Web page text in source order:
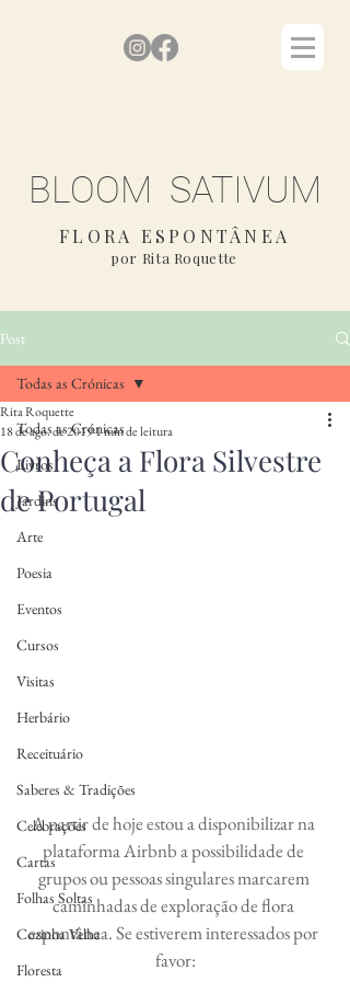
BLOOM SATIVUM
FLORA ESPONTÂNEA
por Rita Roquette
Post
Todas as Crónicas
Livros
Jardins
Arte
Poesia
Eventos
Cursos
Visitas
Herbário
Receituário
Saberes & Tradições
Celebrações
Cartas
Folhas Soltas
Cozinha Velha
Floresta
Todas as Crónicas
Conheça a Flora Silvestre
de Portugal
Rita Roquette
18 de ago. de 20191 min de leitura
A partir de hoje estou a disponibilizar na
plataforma Airbnb a possibilidade de
grupos ou pessoas singulares marcarem
caminhadas de exploração de flora
espontânea. Se estiverem interessados por
favor: